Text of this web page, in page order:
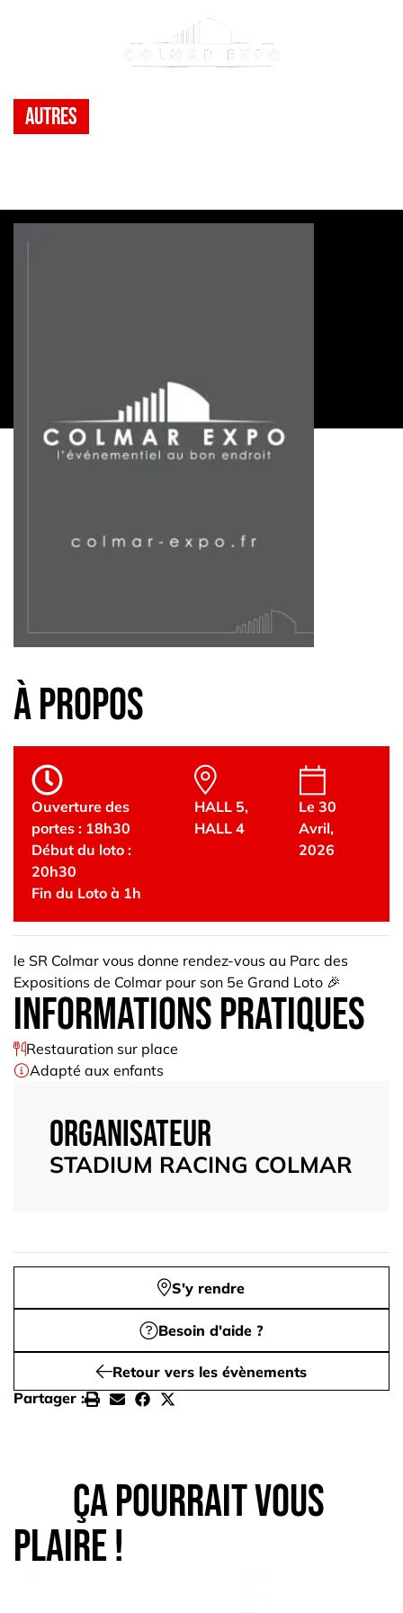
S'y rendre
Besoin d'aide ?
Retour vers les évènements
Partager :
Autres
à propos
Ouverture des
portes : 18h30
Début du loto :
20h30
Fin du Loto à 1h
HALL 5,
HALL 4
Le 30
Avril,
2026
le SR Colmar vous donne rendez-vous au Parc des
Expositions de Colmar pour son 5e Grand Loto 🎉
informations pratiques
Restauration sur place
Adapté aux enfants
Organisateur
STADIUM RACING COLMAR
Ça pourrait vous
plaire !